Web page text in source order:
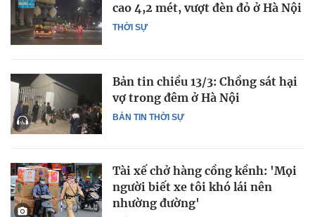
THỜI SỰ
cao 4,2 mét, vượt đèn đỏ ở Hà Nội
BẢN TIN THỜI SỰ
Bản tin chiều 13/3: Chồng sát hại
vợ trong đêm ở Hà Nội
Tài xế chở hàng cồng kềnh: 'Mọi
người biết xe tôi khó lái nên
nhường đường'